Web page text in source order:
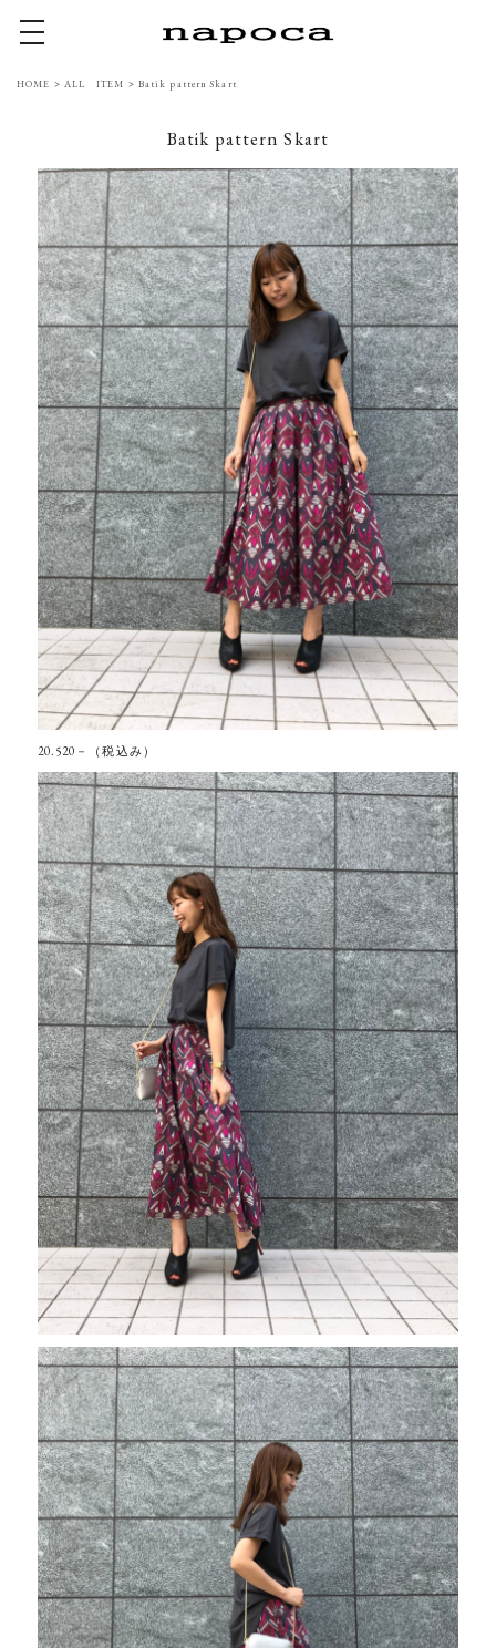
toggle navigation
HOME > ALL ITEM > Batik pattern Skart
Batik pattern Skart
20.520－（税込み）